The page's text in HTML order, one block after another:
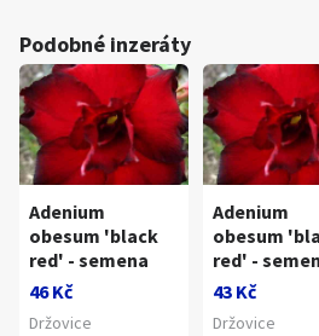
Podobné inzeráty
Adenium
obesum 'black
red' - semena
46 Kč
Držovice
Adenium
obesum
red' -
43 Kč
Držovice